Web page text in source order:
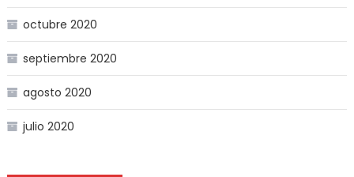
octubre 2020
septiembre 2020
agosto 2020
julio 2020